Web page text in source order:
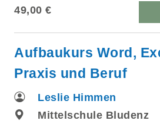
49,00 €
Aufbaukurs Word,
Praxis und Beruf
Leslie Himmen
Mittelschule Bludenz